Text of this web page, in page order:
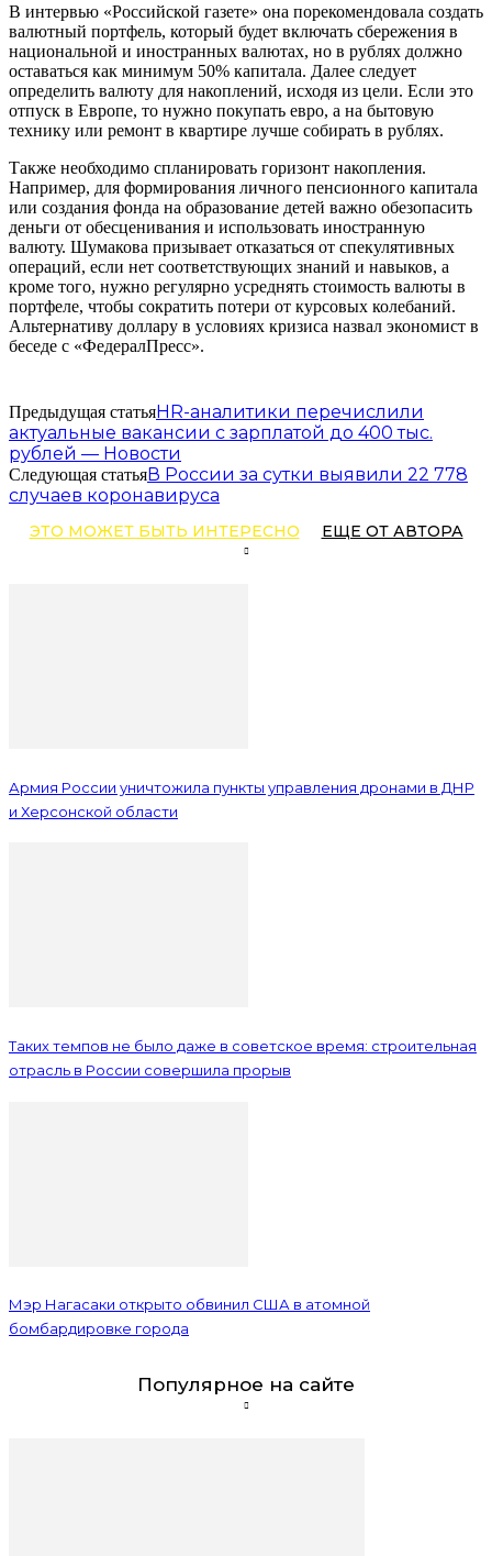
В интервью «Российской газете» она порекомендовала создать
валютный портфель, который будет включать сбережения в
национальной и иностранных валютах, но в рублях должно
оставаться как минимум 50% капитала. Далее следует
определить валюту для накоплений, исходя из цели. Если это
отпуск в Европе, то нужно покупать евро, а на бытовую
технику или ремонт в квартире лучше собирать в рублях.
Также необходимо спланировать горизонт накопления.
Например, для формирования личного пенсионного капитала
или создания фонда на образование детей важно обезопасить
деньги от обесценивания и использовать иностранную
валюту. Шумакова призывает отказаться от спекулятивных
операций, если нет соответствующих знаний и навыков, а
кроме того, нужно регулярно усреднять стоимость валюты в
портфеле, чтобы сократить потери от курсовых колебаний.
Альтернативу доллару в условиях кризиса назвал экономист в
беседе с «ФедералПресс».
Предыдущая статьяHR-аналитики перечислили
актуальные вакансии с зарплатой до 400 тыс.
рублей — Новости
Следующая статьяВ России за сутки выявили 22 778
случаев коронавируса
ЭТО МОЖЕТ БЫТЬ ИНТЕРЕСНО ЕЩЕ ОТ АВТОРА
Армия России уничтожила пункты управления дронами в ДНР
и Херсонской области
Таких темпов не было даже в советское время: строительная
отрасль в России совершила прорыв
Мэр Нагасаки открыто обвинил США в атомной
бомбардировке города
Популярное на сайте